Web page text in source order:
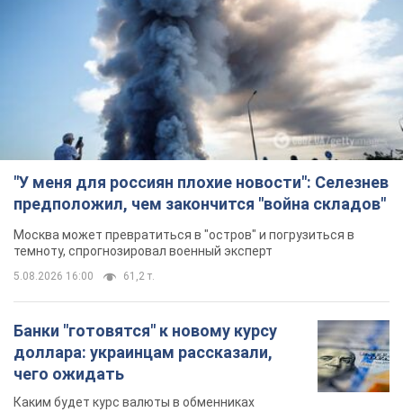
"У меня для россиян плохие новости": Селезнев
предположил, чем закончится "война складов"
Москва может превратиться в "остров" и погрузиться в
темноту, спрогнозировал военный эксперт
5.08.2026 16:00 61,2 т.
Банки "готовятся" к новому курсу
доллара: украинцам рассказали,
чего ожидать
Каким будет курс валюты в обменниках